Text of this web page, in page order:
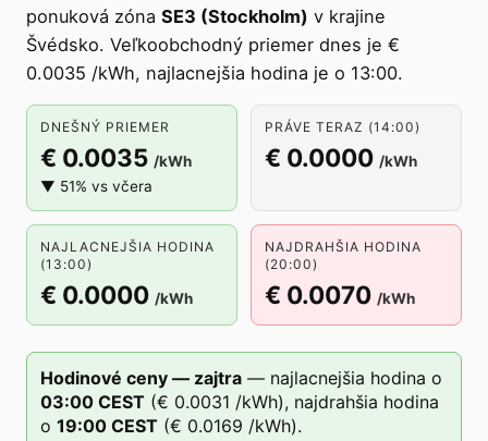
ponuková zóna SE3 (Stockholm) v krajine
Švédsko. Veľkoobchodný priemer dnes je €
0.0035 /kWh, najlacnejšia hodina je o 13:00.
DNEŠNÝ PRIEMER
€ 0.0035 /kWh
▼ 51% vs včera
PRÁVE TERAZ (14:00)
€ 0.0000 /kWh
NAJLACNEJŠIA HODINA
(13:00)
€ 0.0000 /kWh
NAJDRAHŠIA HODINA
(20:00)
€ 0.0070 /kWh
Hodinové ceny — zajtra — najlacnejšia hodina o
03:00 CEST (€ 0.0031 /kWh), najdrahšia hodina
o 19:00 CEST (€ 0.0169 /kWh).